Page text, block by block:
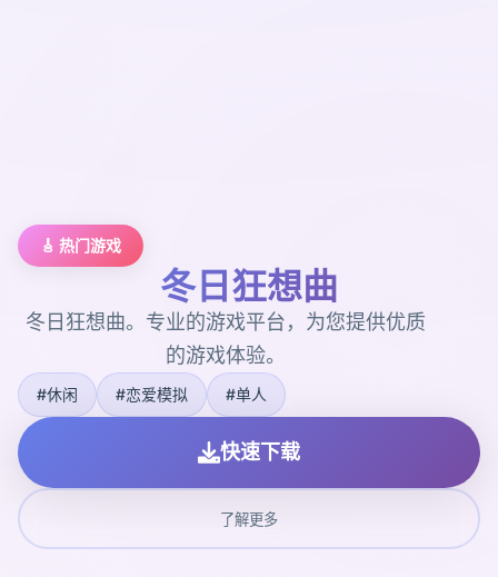
🎸 热门游戏
冬日狂想曲
冬日狂想曲。专业的游戏平台，为您提供优质
的游戏体验。
#休闲 #恋爱模拟 #单人
快速下载
了解更多